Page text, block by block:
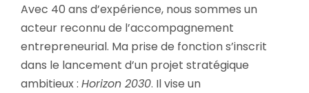
Avec 40 ans d’expérience, nous sommes un
acteur reconnu de l’accompagnement
entrepreneurial. Ma prise de fonction s’inscrit
dans le lancement d’un projet stratégique
ambitieux : Horizon 2030. Il vise un